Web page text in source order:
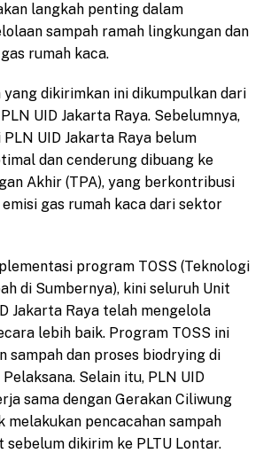
langkah penting dalam
sampah ramah lingkungan dan
rumah kaca.
yang dikirimkan ini dikumpulkan dari
UID Jakarta Raya. Sebelumnya,
UID Jakarta Raya belum
dan cenderung dibuang ke
Akhir (TPA), yang berkontribusi
gas rumah kaca dari sektor
program TOSS (Teknologi
di Sumbernya), kini seluruh Unit
Jakarta Raya telah mengelola
lebih baik. Program TOSS ini
sampah dan proses biodrying di
Selain itu, PLN UID
sama dengan Gerakan Ciliwung
melakukan pencacahan sampah
sebelum dikirim ke PLTU Lontar.